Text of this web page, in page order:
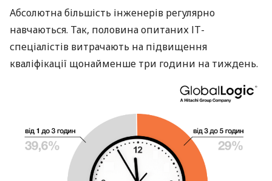
Абсолютна більшість інженерів регулярно
навчаються. Так, половина опитаних ІТ-
спеціалістів витрачають на підвищення
кваліфікації щонайменше три години на тиждень.